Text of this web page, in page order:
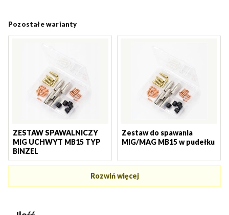
Pozostałe warianty
ZESTAW SPAWALNICZY
MIG UCHWYT MB15 TYP
BINZEL
Zestaw do spawania
MIG/MAG MB15 w pudełku
Rozwiń więcej